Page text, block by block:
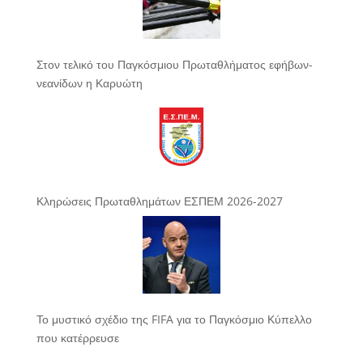
Στον τελικό του Παγκόσμιου Πρωταθλήματος εφήβων-
νεανίδων η Καρυώτη
Κληρώσεις Πρωταθλημάτων ΕΣΠΕΜ 2026-2027
Το μυστικό σχέδιο της FIFA για το Παγκόσμιο Κύπελλο
που κατέρρευσε